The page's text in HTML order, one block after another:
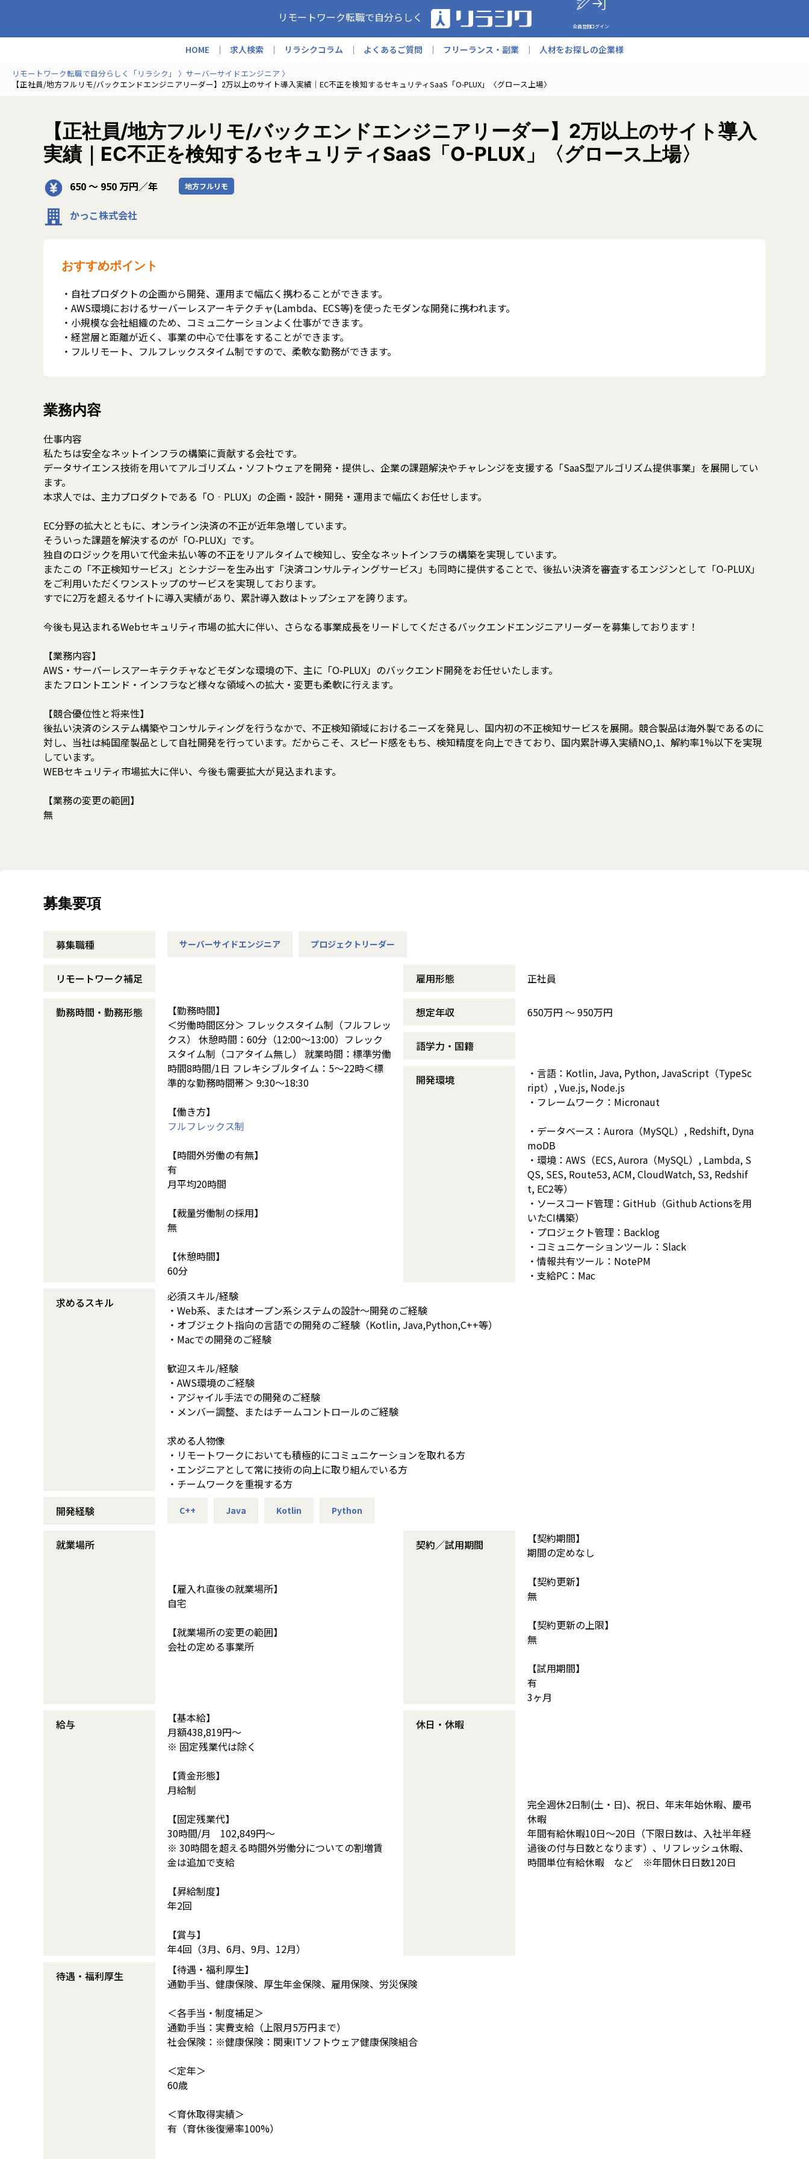
リモートワーク転職で自分らしく
会員登録ログイン
HOME 求人検索 リラシクコラム よくあるご質問 フリーランス・副業 人材をお探しの企業様
リモートワーク転職で自分らしく「リラシク」
サーバーサイドエンジニア
【正社員/地方フルリモ/バックエンドエンジニアリーダー】2万以上のサイト導入実績｜EC不正を検知するセキュリティSaaS「O-PLUX」〈グロース上場〉
【正社員/地方フルリモ/バックエンドエンジニアリーダー】2万以上のサイト導入
実績｜EC不正を検知するセキュリティSaaS「O-PLUX」〈グロース上場〉
650 〜 950 万円／年 地方フルリモ
かっこ株式会社
おすすめポイント
・自社プロダクトの企画から開発、運用まで幅広く携わることができます。
・AWS環境におけるサーバーレスアーキテクチャ(Lambda、ECS等)を使ったモダンな開発に携われます。
・小規模な会社組織のため、コミュ二ケーションよく仕事ができます。
・経営層と距離が近く、事業の中心で仕事をすることができます。
・フルリモート、フルフレックスタイム制ですので、柔軟な勤務ができます。
業務内容
仕事内容
私たちは安全なネットインフラの構築に貢献する会社です。
データサイエンス技術を用いてアルゴリズム・ソフトウェアを開発・提供し、企業の課題解決やチャレンジを支援する「SaaS型アルゴリズム提供事業」を展開してい
ます。
本求人では、主力プロダクトである「O‐PLUX」の企画・設計・開発・運用まで幅広くお任せします。
EC分野の拡大とともに、オンライン決済の不正が近年急増しています。
そういった課題を解決するのが「O-PLUX」です。
独自のロジックを用いて代金未払い等の不正をリアルタイムで検知し、安全なネットインフラの構築を実現しています。
またこの「不正検知サービス」とシナジーを生み出す「決済コンサルティングサービス」も同時に提供することで、後払い決済を審査するエンジンとして「O-PLUX」
をご利用いただくワンストップのサービスを実現しております。
すでに2万を超えるサイトに導入実績があり、累計導入数はトップシェアを誇ります。
今後も見込まれるWebセキュリティ市場の拡大に伴い、さらなる事業成長をリードしてくださるバックエンドエンジニアリーダーを募集しております！
【業務内容】
AWS・サーバーレスアーキテクチャなどモダンな環境の下、主に「O-PLUX」のバックエンド開発をお任せいたします。
またフロントエンド・インフラなど様々な領域への拡大・変更も柔軟に行えます。
【競合優位性と将来性】
後払い決済のシステム構築やコンサルティングを行うなかで、不正検知領域におけるニーズを発見し、国内初の不正検知サービスを展開。競合製品は海外製であるのに
対し、当社は純国産製品として自社開発を行っています。だからこそ、スピード感をもち、検知精度を向上できており、国内累計導入実績NO,1、解約率1%以下を実現
しています。
WEBセキュリティ市場拡大に伴い、今後も需要拡大が見込まれます。
【業務の変更の範囲】
無
募集要項
募集職種 サーバーサイドエンジニア プロジェクトリーダー
リモートワーク補足 雇用形態 正社員
勤務時間・勤務形態
【勤務時間】
＜労働時間区分＞ フレックスタイム制（フルフレッ
クス） 休憩時間：60分（12:00～13:00）フレック
スタイム制（コアタイム無し） 就業時間：標準労働
時間8時間/1日 フレキシブルタイム：5～22時＜標
準的な勤務時間帯＞ 9:30～18:30
【働き方】
フルフレックス制
【時間外労働の有無】
有
月平均20時間
【裁量労働制の採用】
無
【休憩時間】
60分
想定年収 650万円 〜 950万円
語学力・国籍
開発環境
・言語：Kotlin, Java, Python, JavaScript（TypeSc
ript）, Vue.js, Node.js
・フレームワーク：Micronaut
・データベース：Aurora（MySQL）, Redshift, Dyna
moDB
・環境：AWS（ECS, Aurora（MySQL）, Lambda, S
QS, SES, Route53, ACM, CloudWatch, S3, Redshif
t, EC2等）
・ソースコード管理：GitHub（Github Actionsを用
いたCI構築）
・プロジェクト管理：Backlog
・コミュニケーションツール：Slack
・情報共有ツール：NotePM
・支給PC：Mac
求めるスキル
必須スキル/経験
・Web系、またはオープン系システムの設計～開発のご経験
・オブジェクト指向の言語での開発のご経験（Kotlin, Java,Python,C++等）
・Macでの開発のご経験
歓迎スキル/経験
・AWS環境のご経験
・アジャイル手法での開発のご経験
・メンバー調整、またはチームコントロールのご経験
求める人物像
・リモートワークにおいても積極的にコミュニケーションを取れる方
・エンジニアとして常に技術の向上に取り組んでいる方
・チームワークを重視する方
開発経験
C++ Java Kotlin Python
就業場所
【雇入れ直後の就業場所】
自宅
【就業場所の変更の範囲】
会社の定める事業所
契約／試用期間
【契約期間】
期間の定めなし
【契約更新】
無
【契約更新の上限】
無
【試用期間】
有
3ヶ月
給与
【基本給】
月額438,819円～
※ 固定残業代は除く
【賃金形態】
月給制
【固定残業代】
30時間/月 102,849円～
※ 30時間を超える時間外労働分についての割増賃
金は追加で支給
【昇給制度】
年2回
【賞与】
年4回（3月、6月、9月、12月）
休日・休暇
完全週休2日制(土・日)、祝日、年末年始休暇、慶弔
休暇
年間有給休暇10日～20日（下限日数は、入社半年経
過後の付与日数となります）、リフレッシュ休暇、
時間単位有給休暇 など ※年間休日日数120日
待遇・福利厚生
【待遇・福利厚生】
通勤手当、健康保険、厚生年金保険、雇用保険、労災保険
＜各手当・制度補足＞
通勤手当：実費支給（上限月5万円まで）
社会保険：※健康保険：関東ITソフトウェア健康保険組合
＜定年＞
60歳
＜育休取得実績＞
有（育休後復帰率100%）